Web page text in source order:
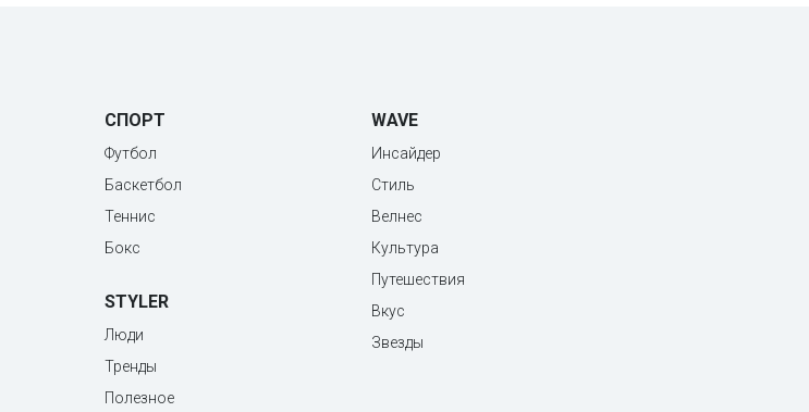
СПОРТ
Футбол
Баскетбол
Теннис
Бокс
STYLER
Люди
Тренды
Полезное
WAVE
Инсайдер
Стиль
Велнес
Культура
Путешествия
Вкус
Звезды